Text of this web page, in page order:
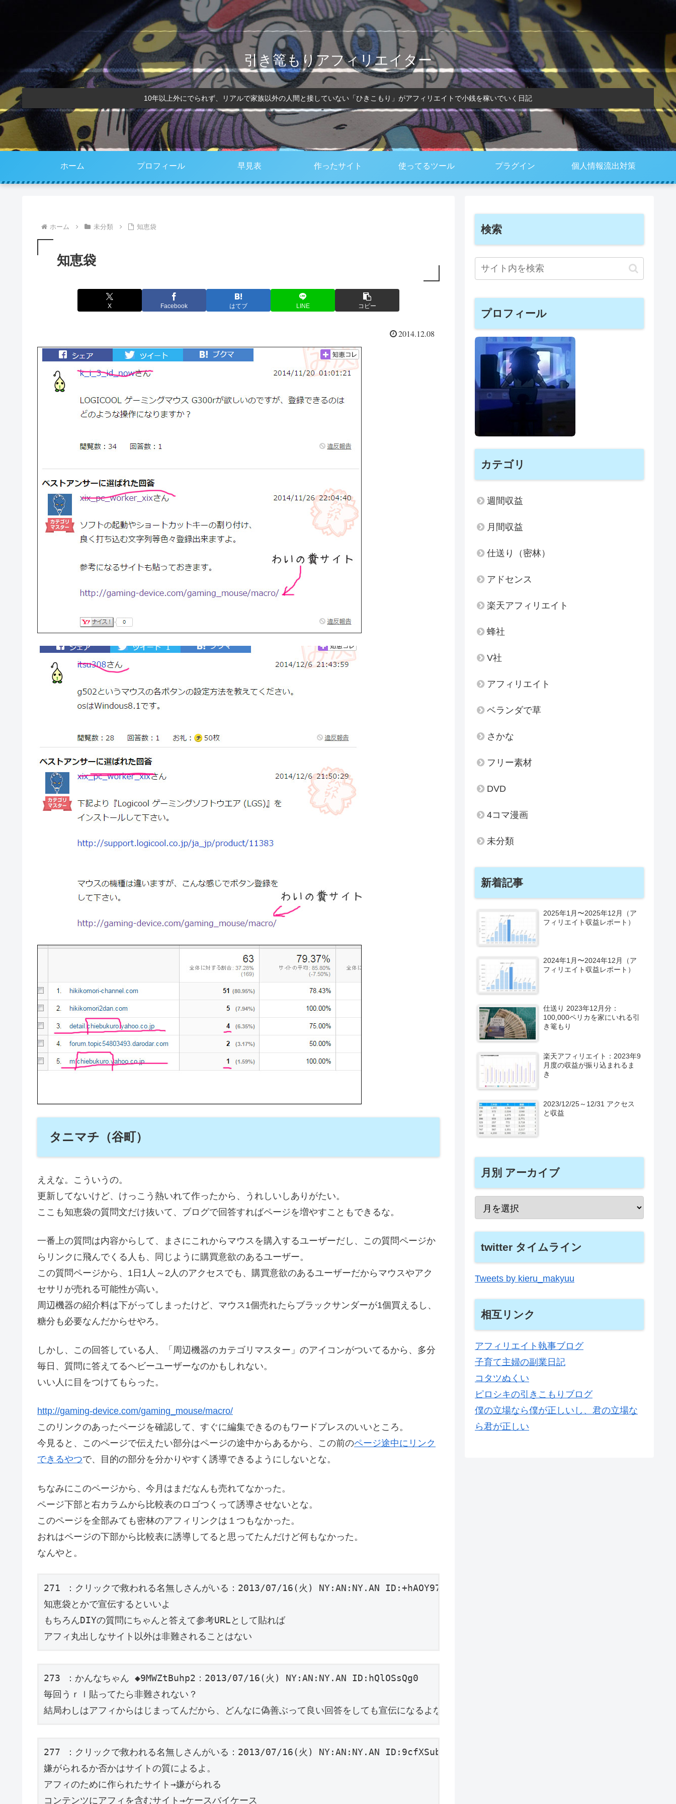
引き篭もりアフィリエイター
10年以上外にでられず、リアルで家族以外の人間と接していない「ひきこもり」がアフィリエイトで小銭を稼いでいく日記
ホーム プロフィール 早見表 作ったサイト 使ってるツール プラグイン 個人情報流出対策
ホーム 未分類 知恵袋
知恵袋
X Facebook はてブ LINE コピー
2014.12.08
タニマチ（谷町）
ええな。こういうの。
更新してないけど、けっこう熱いれて作ったから、うれしいしありがたい。
ここも知恵袋の質問文だけ抜いて、ブログで回答すればページを増やすこともできるな。
一番上の質問は内容からして、まさにこれからマウスを購入するユーザーだし、この質問ページか
らリンクに飛んでくる人も、同じように購買意欲のあるユーザー。
この質問ページから、1日1人～2人のアクセスでも、購買意欲のあるユーザーだからマウスやアク
セサリが売れる可能性が高い。
周辺機器の紹介料は下がってしまったけど、マウス1個売れたらブラックサンダーが1個買えるし、
糖分も必要なんだからせやろ。
しかし、この回答している人、「周辺機器のカテゴリマスター」のアイコンがついてるから、多分
毎日、質問に答えてるヘビーユーザーなのかもしれない。
いい人に目をつけてもらった。
http://gaming-device.com/gaming_mouse/macro/
このリンクのあったページを確認して、すぐに編集できるのもワードプレスのいいところ。
今見ると、このページで伝えたい部分はページの途中からあるから、この前のページ途中にリンク
できるやつで、目的の部分を分かりやすく誘導できるようにしないとな。
ちなみにこのページから、今月はまだなんも売れてなかった。
ページ下部と右カラムから比較表のロゴつくって誘導させないとな。
このページを全部みても密林のアフィリンクは１つもなかった。
おれはページの下部から比較表に誘導してると思ってたんだけど何もなかった。
なんやと。
271 ：クリックで救われる名無しさんがいる：2013/07/16(火) NY:AN:NY.AN ID:+hAOY97o0
知恵袋とかで宣伝するといいよ
もちろんDIYの質問にちゃんと答えて参考URLとして貼れば
273 ：かんなちゃん ◆9MWZtBuhp2：2013/07/16(火) NY:AN:NY.AN ID:hQlOSsQg0
毎回うｒｌ貼ってたら非難されない？
277 ：クリックで救われる名無しさんがいる：2013/07/16(火) NY:AN:NY.AN ID:9cfXSubL0
嫌がられるか否かはサイトの質によるよ。
アフィのために作られたサイト→嫌がられる
コンテンツにアフィを含むサイト→ケースバイケース
検索
プロフィール
カテゴリ
週間収益
月間収益
仕送り（密林）
アドセンス
楽天アフィリエイト
蜂社
V社
アフィリエイト
ベランダで草
さかな
フリー素材
DVD
4コマ漫画
未分類
新着記事
2025年1月〜2025年12月（ア
フィリエイト収益レポート）
2024年1月〜2024年12月（ア
フィリエイト収益レポート）
仕送り 2023年12月分：
100,000ペリカを家にいれる引
き篭もり
楽天アフィリエイト：2023年9
月度の収益が振り込まれるま
き
2023/12/25～12/31 アクセス
と収益
月別 アーカイブ
twitter タイムライン
Tweets by kieru_makyuu
相互リンク
アフィリエイト執事ブログ
子育て主婦の副業日記
コタツぬくい
ピロシキの引きこもりブログ
僕の立場なら僕が正しいし、君の立場な
ら君が正しい